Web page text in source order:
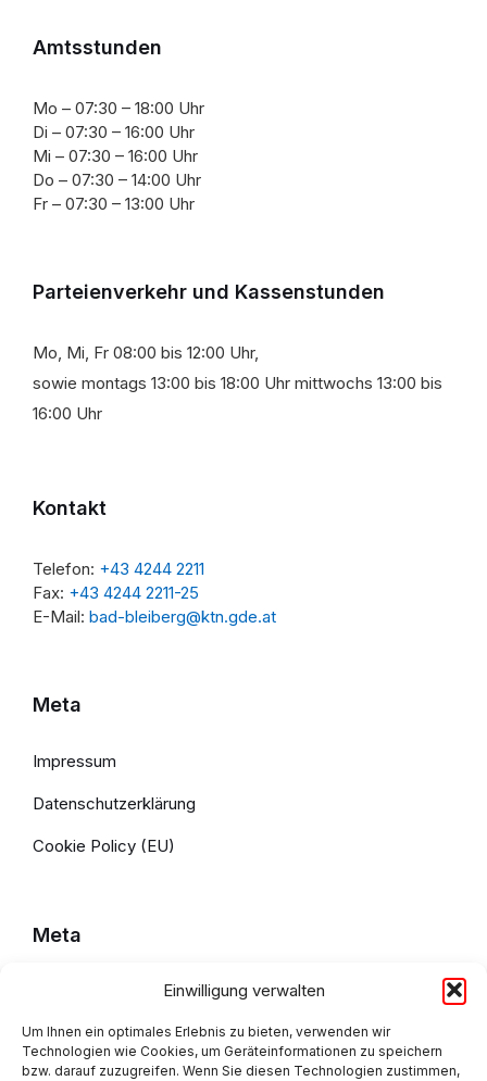
Einwilligung verwalten
Um Ihnen ein optimales Erlebnis zu bieten, verwenden wir
Technologien wie Cookies, um Geräteinformationen zu speichern
bzw. darauf zuzugreifen. Wenn Sie diesen Technologien zustimmen,
Amtsstunden
Mo – 07:30 – 18:00 Uhr
Di – 07:30 – 16:00 Uhr
Mi – 07:30 – 16:00 Uhr
Do – 07:30 – 14:00 Uhr
Fr – 07:30 – 13:00 Uhr
Parteienverkehr und Kassenstunden
Mo, Mi, Fr 08:00 bis 12:00 Uhr,
sowie montags 13:00 bis 18:00 Uhr mittwochs 13:00 bis
16:00 Uhr
Kontakt
Telefon: +43 4244 2211
Fax: +43 4244 2211-25
E-Mail: bad-bleiberg@ktn.gde.at
Meta
Impressum
Datenschutzerklärung
Cookie Policy (EU)
Meta
Datenschutzerklärung
Cookie Policy (EU)